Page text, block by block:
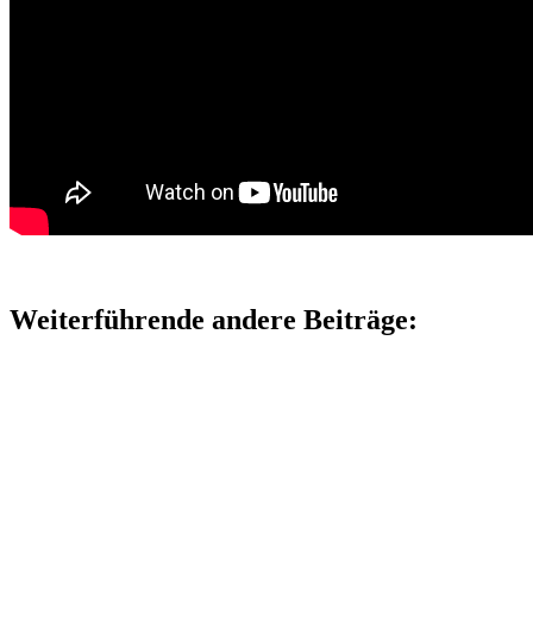
Weiterführende andere Beiträge: